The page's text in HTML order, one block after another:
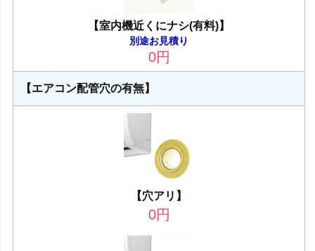
【室内機近くにナシ(有料)】
別途お見積り
0円
【エアコン配管穴の有無】
【穴アリ】
0円